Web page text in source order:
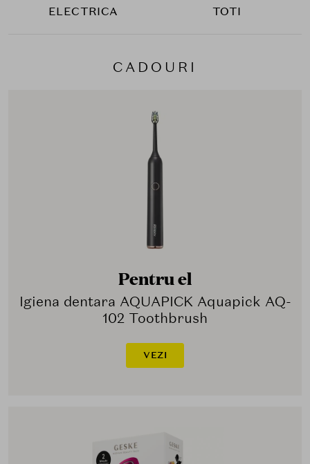
ELECTRICA
TOTI
CADOURI
Pentru el
Igiena dentara AQUAPICK Aquapick AQ-
102 Toothbrush
VEZI